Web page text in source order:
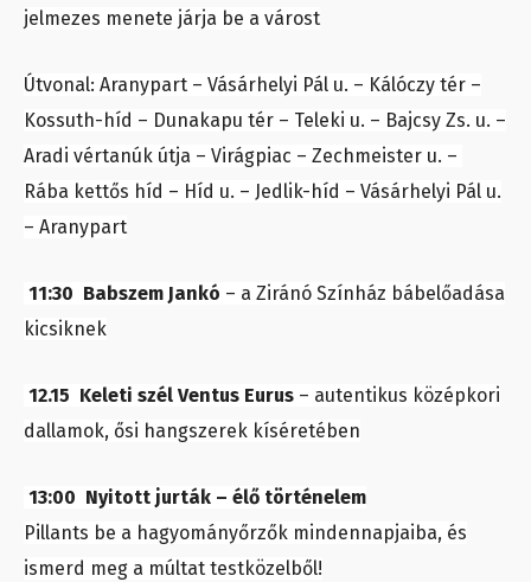
jelmezes menete járja be a várost
Útvonal: Aranypart – Vásárhelyi Pál u. – Kálóczy tér –
Kossuth-híd – Dunakapu tér – Teleki u. – Bajcsy Zs. u. –
Aradi vértanúk útja – Virágpiac – Zechmeister u. –
Rába kettős híd – Híd u. – Jedlik-híd – Vásárhelyi Pál u.
– Aranypart
11:30 Babszem Jankó – a Ziránó Színház bábelőadása
kicsiknek
12.15 Keleti szél Ventus Eurus – autentikus középkori
dallamok, ősi hangszerek kíséretében
13:00 Nyitott jurták – élő történelem
Pillants be a hagyományőrzők mindennapjaiba, és
ismerd meg a múltat testközelből!